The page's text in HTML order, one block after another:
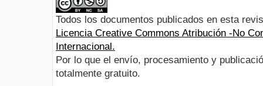
Todos los documentos publicados en esta
Licencia Creative Commons Atribución -No
Internacional.
Por lo que el envío, procesamiento y
totalmente gratuito.